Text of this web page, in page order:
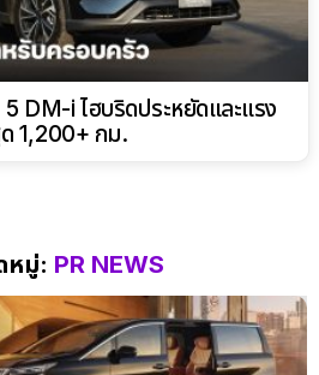
DM-i ไฮบริดประหยัดและแรง
ด 1,200+ กม.
หมู่: PR NEWS